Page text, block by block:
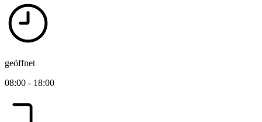
geöffnet
08:00 - 18:00